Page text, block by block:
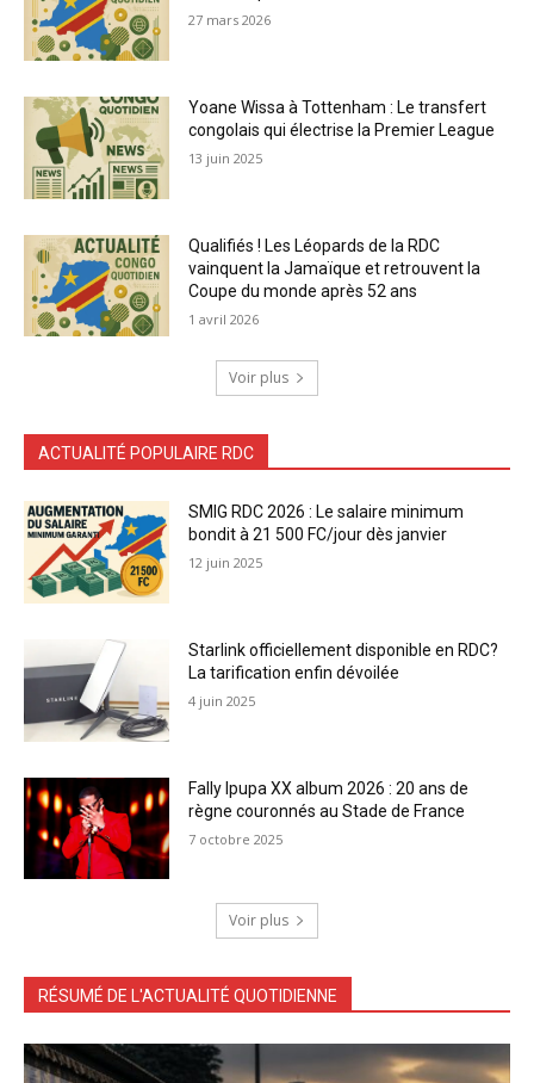
27 mars 2026
Yoane Wissa à Tottenham : Le transfert
congolais qui électrise la Premier League
13 juin 2025
Qualifiés ! Les Léopards de la RDC
vainquent la Jamaïque et retrouvent la
Coupe du monde après 52 ans
1 avril 2026
Voir plus
ACTUALITÉ POPULAIRE RDC
SMIG RDC 2026 : Le salaire minimum
bondit à 21 500 FC/jour dès janvier
12 juin 2025
Starlink officiellement disponible en RDC?
La tarification enfin dévoilée
4 juin 2025
Fally Ipupa XX album 2026 : 20 ans de
règne couronnés au Stade de France
7 octobre 2025
Voir plus
RÉSUMÉ DE L'ACTUALITÉ QUOTIDIENNE